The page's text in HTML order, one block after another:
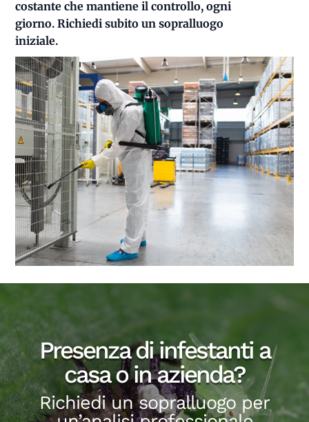
costante che mantiene il controllo, ogni
giorno. Richiedi subito un sopralluogo
iniziale.
Presenza di infestanti a
casa o in azienda?
Richiedi un sopralluogo per